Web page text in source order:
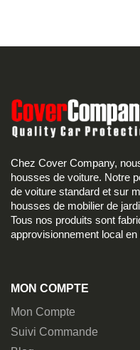
Chez Cover Company,
housses de voiture. Notre
de voiture standard et sur
housses de mobilier de
Tous nos produits sont
approvisionnement local en
MON COMPTE
Mon Compte
Suivi Commande